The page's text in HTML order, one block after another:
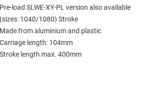
Pre-load SLWE-XY-PL version also available
(sizes: 1040/1080) Stroke
Made from aluminium and plastic
Carriage length: 104mm
Stroke length max. 400mm